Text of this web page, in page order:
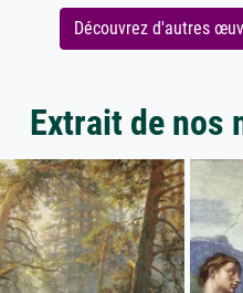
Découvrez d'autres
Extrait de nos